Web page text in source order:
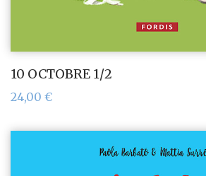
10 OCTOBRE 1/2
24,00 €